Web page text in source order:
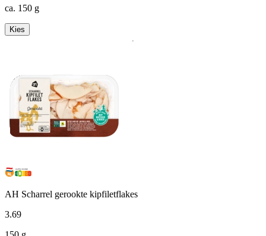
ca. 150 g
Kies
AH Scharrel gerookte kipfiletflakes
3.69